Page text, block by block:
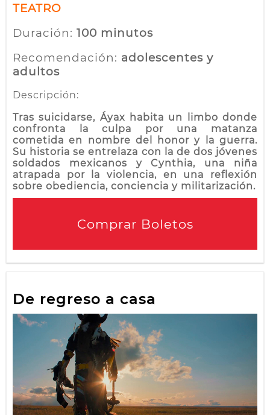
TEATRO
Duración: 100 minutos
Recomendación: adolescentes y
adultos
Descripción:
Tras suicidarse, Áyax habita un limbo donde
confronta la culpa por una matanza
cometida en nombre del honor y la guerra.
Su historia se entrelaza con la de dos jóvenes
soldados mexicanos y Cynthia, una niña
atrapada por la violencia, en una reflexión
sobre obediencia, conciencia y militarización.
Comprar Boletos
De regreso a casa